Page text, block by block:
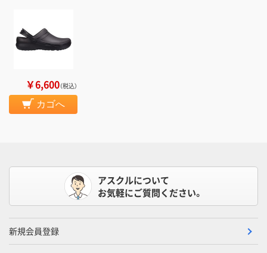
￥6,600（税込）
カゴへ
アスクルについて
お気軽にご質問ください。
新規会員登録